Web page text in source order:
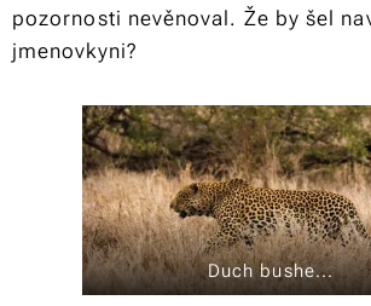
pozornosti nevěnoval. Že by šel
jmenovkyni?
Duch bushe...